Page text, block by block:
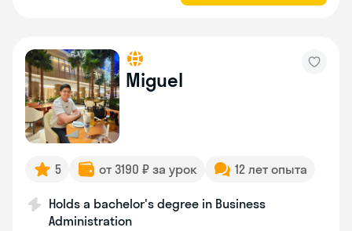
Miguel
5 от 3190 ₽ за урок 12 лет опыта
Holds a bachelor's degree in Business
Administration